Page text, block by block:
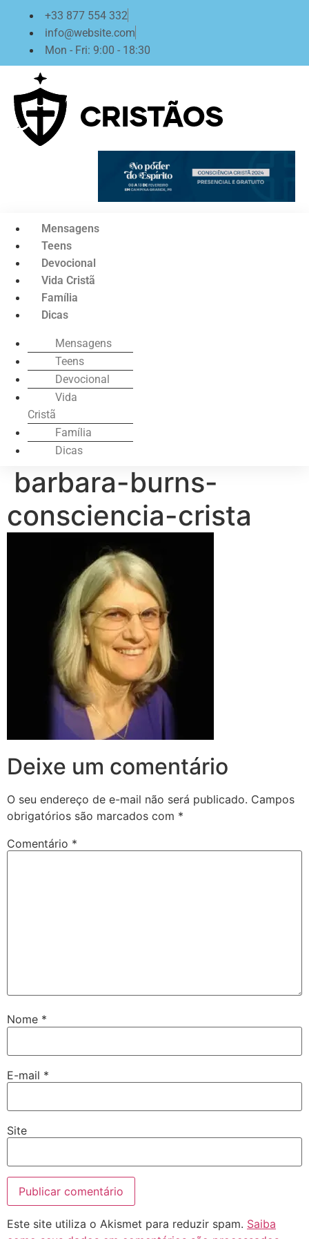
conteúdo
+33 877 554 332
info@website.com
Mon - Fri: 9:00 - 18:30
Mensagens
Teens
Devocional
Vida Cristã
Família
Dicas
Mensagens
Teens
Devocional
Vida
Cristã
Família
Dicas
barbara-burns-
consciencia-crista
Deixe um comentário
O seu endereço de e-mail não será publicado. Campos
obrigatórios são marcados com *
Comentário *
Nome *
E-mail *
Site
Este site utiliza o Akismet para reduzir spam. Saiba